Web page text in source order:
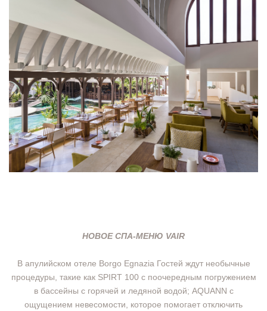
НОВОЕ СПА-МЕНЮ VAIR
В апулийском отеле Borgo Egnazia Гостей ждут необычные
процедуры, такие как SPIRT 100 с поочередным погружением
в бассейны с горячей и ледяной водой; AQUANN с
ощущением невесомости, которое помогает отключить